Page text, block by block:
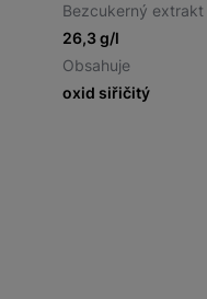
Bezcukerný extrakt
26,3 g/l
Obsahuje
oxid siřičitý